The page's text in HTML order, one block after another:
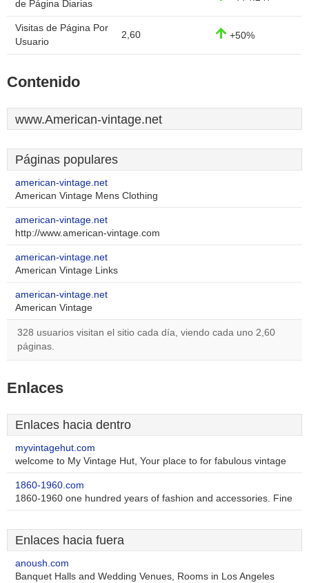
de Página Diarias
Visitas de Página Por
Usuario
2,60 +50%
Contenido
www.American-vintage.net
Páginas populares
american-vintage.net
American Vintage Mens Clothing
american-vintage.net
http://www.american-vintage.com
american-vintage.net
American Vintage Links
american-vintage.net
American Vintage
328 usuarios visitan el sitio cada día, viendo cada uno 2,60
páginas.
Enlaces
Enlaces hacia dentro
myvintagehut.com
welcome to My Vintage Hut, Your place to for fabulous vintage
1860-1960.com
1860-1960 one hundred years of fashion and accessories. Fine
Enlaces hacia fuera
anoush.com
Banquet Halls and Wedding Venues, Rooms in Los Angeles